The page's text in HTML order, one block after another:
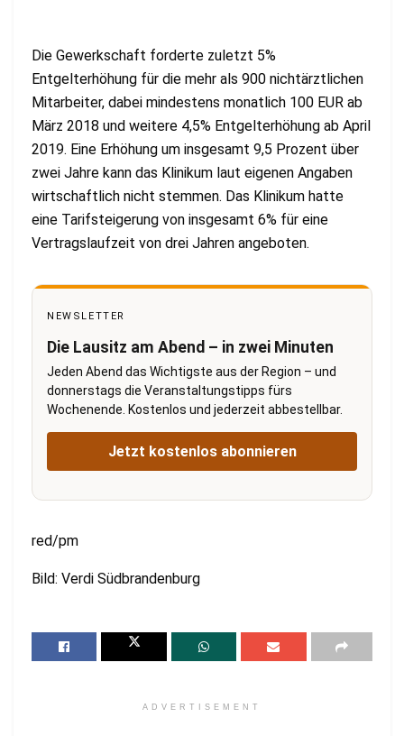
Die Gewerkschaft forderte zuletzt 5%
Entgelterhöhung für die mehr als 900 nichtärztlichen
Mitarbeiter, dabei mindestens monatlich 100 EUR ab
März 2018 und weitere 4,5% Entgelterhöhung ab April
2019. Eine Erhöhung um insgesamt 9,5 Prozent über
zwei Jahre kann das Klinikum laut eigenen Angaben
wirtschaftlich nicht stemmen. Das Klinikum hatte
eine Tarifsteigerung von insgesamt 6% für eine
Vertragslaufzeit von drei Jahren angeboten.
NEWSLETTER
Die Lausitz am Abend – in zwei Minuten
Jeden Abend das Wichtigste aus der Region – und
donnerstags die Veranstaltungstipps fürs
Wochenende. Kostenlos und jederzeit abbestellbar.
Jetzt kostenlos abonnieren
red/pm
Bild: Verdi Südbrandenburg
ADVERTISEMENT